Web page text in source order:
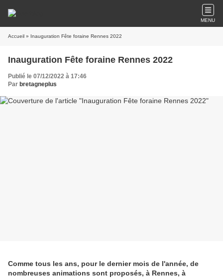
MENU
Accueil » Inauguration Fête foraine Rennes 2022
Inauguration Fête foraine Rennes 2022
Publié le 07/12/2022 à 17:46
Par bretagneplus
Comme tous les ans, pour le dernier mois de l'année, de
nombreuses animations sont proposés, à Rennes, à